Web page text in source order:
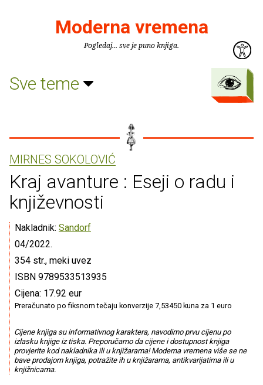
Moderna vremena
Pogledaj... sve je puno knjiga.
Sve teme
MIRNES SOKOLOVIĆ
Kraj avanture : Eseji o radu i
književnosti
Nakladnik: Sandorf
04/2022.
354 str., meki uvez
ISBN 9789533513935
Cijena: 17.92 eur
Preračunato po fiksnom tečaju konverzije 7,53450 kuna za 1 euro
Cijene knjiga su informativnog karaktera, navodimo prvu cijenu po
izlasku knjige iz tiska. Preporučamo da cijene i dostupnost knjiga
provjerite kod nakladnika ili u knjižarama! Moderna vremena više se ne
bave prodajom knjiga, potražite ih u knjižarama, antikvarijatima ili u
knjižnicama.